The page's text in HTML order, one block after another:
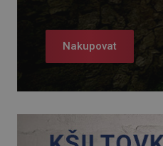
Nakupovat